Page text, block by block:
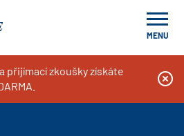
MENU
přijímací zkoušky získáte
a příprava k přijímacím zkouškám
doučování